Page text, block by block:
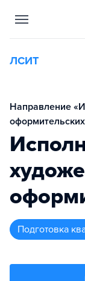
ЛСИТ
Направление
подготовка